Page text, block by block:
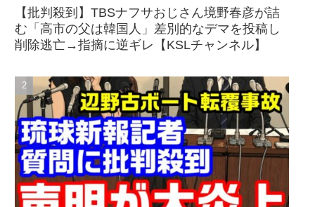
【批判殺到】TBSナフサおじさん境野春彦が詰
む「高市の父は韓国人」差別的なデマを投稿し
削除逃亡→指摘に逆ギレ【KSLチャンネル】